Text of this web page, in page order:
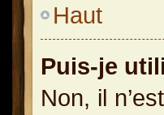
Haut
Puis-je
Non, il